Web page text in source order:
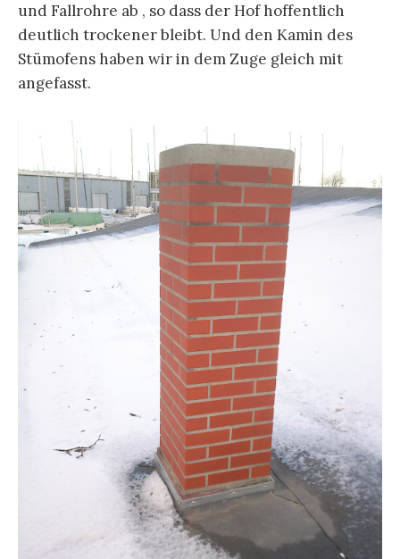
und Fallrohre ab , so dass der Hof hoffentlich
deutlich trockener bleibt. Und den Kamin des
Stümofens haben wir in dem Zuge gleich mit
angefasst.